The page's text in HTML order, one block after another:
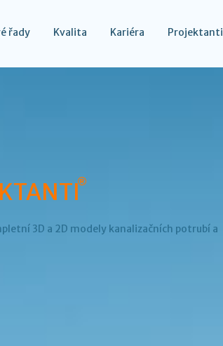
řady Kvalita Kariéra Projektanti
®
3D a 2D modely kanalizačních potrubí a